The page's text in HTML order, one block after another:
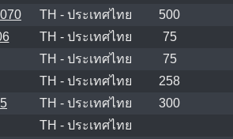
TH - ประเทศไทย 500
TH - ประเทศไทย 75
TH - ประเทศไทย 75
TH - ประเทศไทย 258
TH - ประเทศไทย 300
TH - ประเทศไทย